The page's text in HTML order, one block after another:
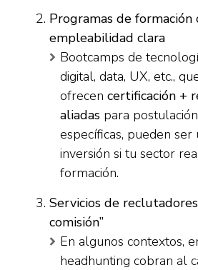
Programas de formación
empleabilidad clara
Bootcamps de
digital, data, UX, etc.,
ofrecen certificación +
aliadas para
específicas, pueden ser
inversión si tu sector
formación.
Servicios de
comisión”
En algunos contextos,
headhunting cobran al